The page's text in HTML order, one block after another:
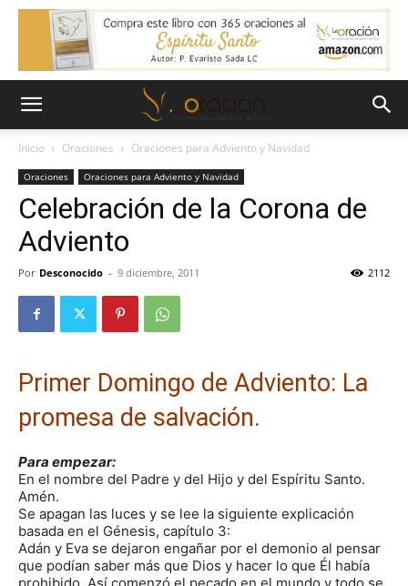
Inicio Oraciones Oraciones para Adviento y Navidad
Oraciones Oraciones para Adviento y Navidad
Celebración de la Corona de
Adviento
Por Desconocido - 9 diciembre, 2011 2112
Primer Domingo de Adviento: La
promesa de salvación.
Para empezar:
En el nombre del Padre y del Hijo y del Espíritu Santo.
Amén.
Se apagan las luces y se lee la siguiente explicación
basada en el Génesis, capítulo 3:
Adán y Eva se dejaron engañar por el demonio al pensar
que podían saber más que Dios y hacer lo que Él había